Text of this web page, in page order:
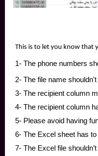
This is to let you know that
1- The phone numbers
2- The file name
3- The recipient column
4- The recipient column
5- Please avoid having
6- The Excel sheet has
7- The Excel file